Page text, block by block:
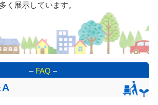
く展示しています。
– FAQ –
A